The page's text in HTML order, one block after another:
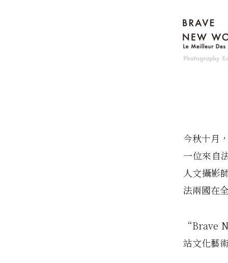
今秋十月
一位來自
人文攝影
法兩國在
“Brave
站文化藝